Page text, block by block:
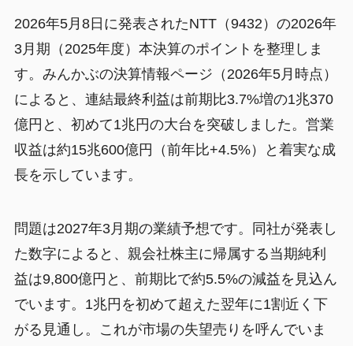
2026年5月8日に発表されたNTT（9432）の2026年
3月期（2025年度）本決算のポイントを整理しま
す。みんかぶの決算情報ページ（2026年5月時点）
によると、連結最終利益は前期比3.7%増の1兆370
億円と、初めて1兆円の大台を突破しました。営業
収益は約15兆600億円（前年比+4.5%）と着実な成
長を示しています。
問題は2027年3月期の業績予想です。同社が発表し
た数字によると、親会社株主に帰属する当期純利
益は9,800億円と、前期比で約5.5%の減益を見込ん
でいます。1兆円を初めて超えた翌年に1割近く下
がる見通し。これが市場の失望売りを呼んでいま